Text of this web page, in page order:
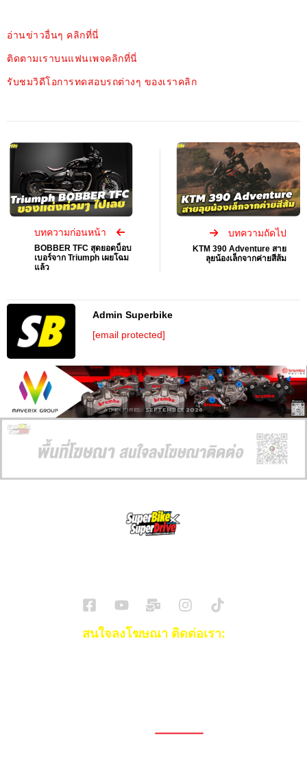
อ่านข่าวอื่นๆ คลิกที่นี่
ติดตามเราบนแฟนเพจคลิกที่นี่
รับชมวิดีโอการทดสอบรถต่างๆ ของเราคลิก
บทความก่อนหน้า
BOBBER TFC สุดยอดบ็อบ
เบอร์จาก Triumph เผยโฉม
แล้ว
บทความถัดไป
KTM 390 Adventure สาย
ลุยน้องเล็กจากค่ายสีส้ม
Admin Superbike
[email protected]
AD EXPIRES: SEPTEMBER 2026
สนใจลงโฆษณา ติดต่อเรา: